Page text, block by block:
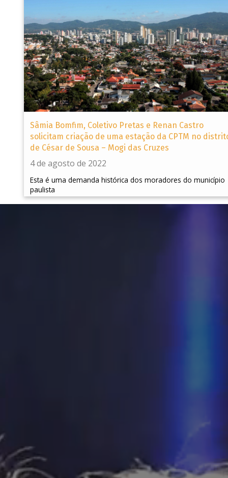
Sâmia Bomfim, Coletivo Pretas e Renan Castro
solicitam criação de uma estação da CPTM no
de César de Sousa – Mogi das Cruzes
4 de agosto de 2022
Esta é uma demanda histórica dos moradores do município
paulista